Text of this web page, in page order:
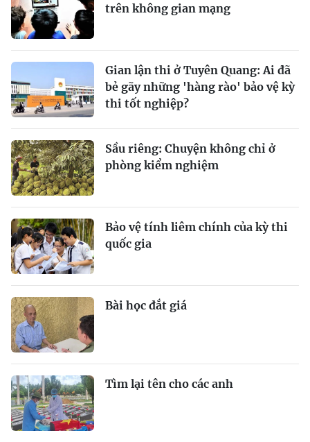
trên không gian mạng
Gian lận thi ở Tuyên Quang: Ai đã
bẻ gãy những 'hàng rào' bảo vệ kỳ
thi tốt nghiệp?
Sầu riêng: Chuyện không chỉ ở
phòng kiểm nghiệm
Bảo vệ tính liêm chính của kỳ thi
quốc gia
Bài học đắt giá
Tìm lại tên cho các anh